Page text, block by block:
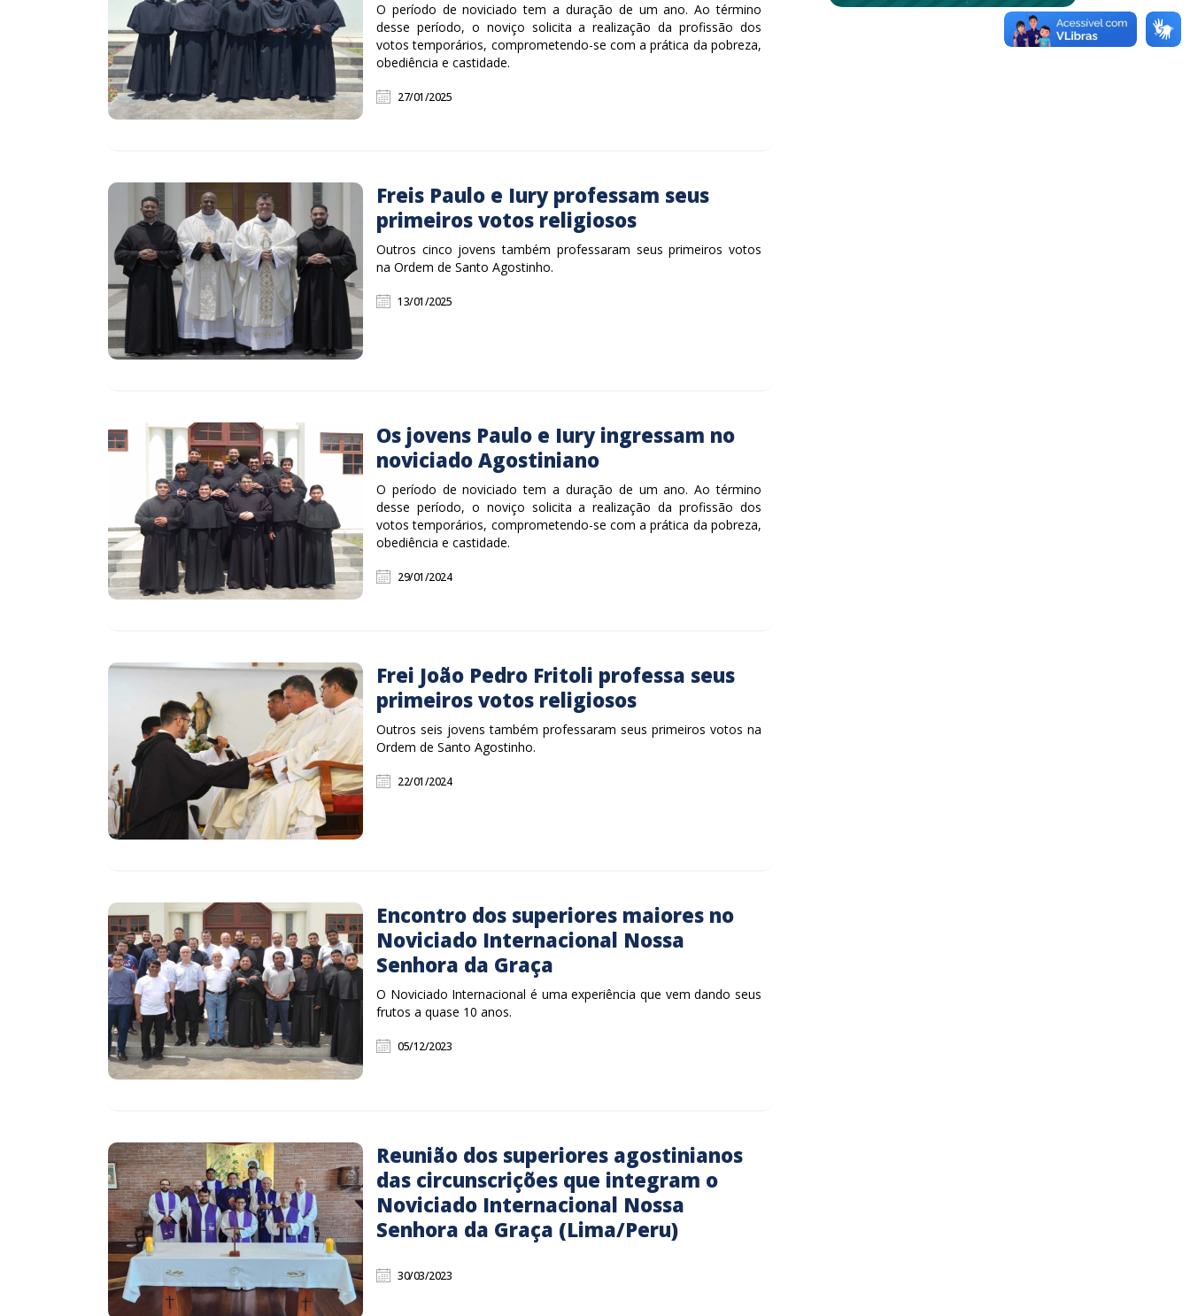
O período de noviciado tem a duração de um ano. Ao término
desse período, o noviço solicita a realização da profissão dos
votos temporários, comprometendo-se com a prática da pobreza,
obediência e castidade.
27/01/2025
Freis Paulo e Iury professam seus
primeiros votos religiosos
Outros cinco jovens também professaram seus primeiros votos
na Ordem de Santo Agostinho.
13/01/2025
Os jovens Paulo e Iury ingressam no
noviciado Agostiniano
O período de noviciado tem a duração de um ano. Ao término
desse período, o noviço solicita a realização da profissão dos
votos temporários, comprometendo-se com a prática da pobreza,
obediência e castidade.
29/01/2024
Frei João Pedro Fritoli professa seus
primeiros votos religiosos
Outros seis jovens também professaram seus primeiros votos na
Ordem de Santo Agostinho.
22/01/2024
Encontro dos superiores maiores no
Noviciado Internacional Nossa
Senhora da Graça
O Noviciado Internacional é uma experiência que vem dando seus
frutos a quase 10 anos.
05/12/2023
Reunião dos superiores agostinianos
das circunscrições que integram o
Noviciado Internacional Nossa
Senhora da Graça (Lima/Peru)
30/03/2023